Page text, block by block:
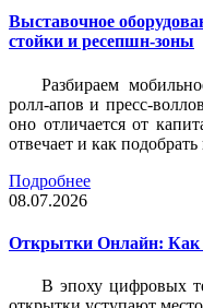
Выставочное
стойки и ресепшн-зоны
Разбираем
ролл-апов и пресс-
оно отличается от
отвечает и как
Подробнее
08.07.2026
Открытки Онлайн: Как
В эпоху цифровых